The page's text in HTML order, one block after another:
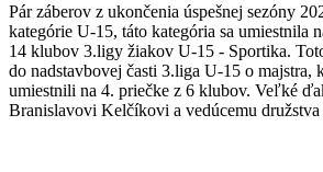
Pár záberov z ukončenia úspešnej sezóny
kategórie U-15, táto kategória sa umiestnila
14 klubov 3.ligy žiakov U-15 - Sportika.
do nadstavbovej časti 3.liga U-15 o majstra,
umiestnili na 4. priečke z 6 klubov. Veľké
Branislavovi Kelčíkovi​ a vedúcemu